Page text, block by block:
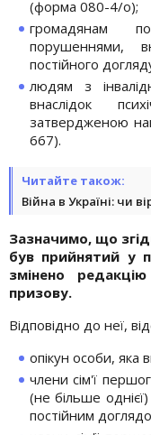
(форма 080-4/о);
громадянам
порушеннями,
постійного
людям з
внаслідок
затвердженою
667).
Читайте також:
Війна в Україні: чи
Зазначимо, що
був прийнятий у
змінено
призову.
Відповідно до неї,
опікун особи, яка
члени сім'ї
(не більше
постійним